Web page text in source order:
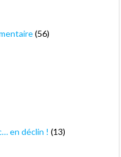
(56)
en déclin ! (13)